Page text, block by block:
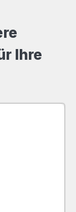
Ihre